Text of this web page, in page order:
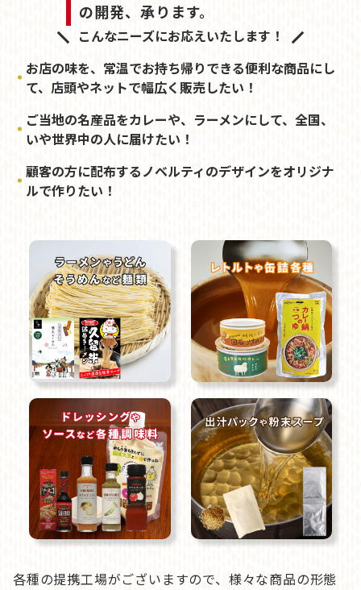
の開発、承ります。
こんなニーズにお応えいたします！
お店の味を、常温でお持ち帰りできる便利な商品にし
て、店頭やネットで幅広く販売したい！
ご当地の名産品をカレーや、ラーメンにして、全国、
いや世界中の人に届けたい！
顧客の方に配布するノベルティのデザインをオリジナ
ルで作りたい！
各種の提携工場がございますので、様々な商品の形態